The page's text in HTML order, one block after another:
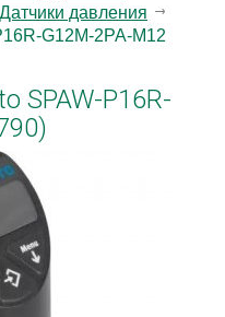
Датчики давления
G12M-2PA-M12
SPAW-P16R-